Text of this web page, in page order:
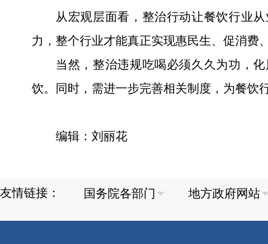
从宏观层面看，整治行动让餐饮行业
力，整个行业才能真正实现惠民生、促消费
当然，整治违规吃喝必须久久为功，
饮。同时，需进一步完善相关制度，为餐饮
编辑：刘丽花
友情链接：